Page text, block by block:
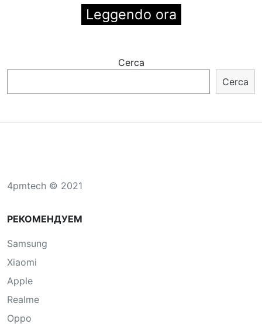
Leggendo ora
Cerca
Cerca
4pmtech © 2021
РЕКОМЕНДУЕМ
Samsung
Xiaomi
Apple
Realme
Oppo